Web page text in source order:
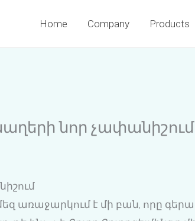
Home Company Products
նոր չափանիշում
առաջարկում է մի բան, որը